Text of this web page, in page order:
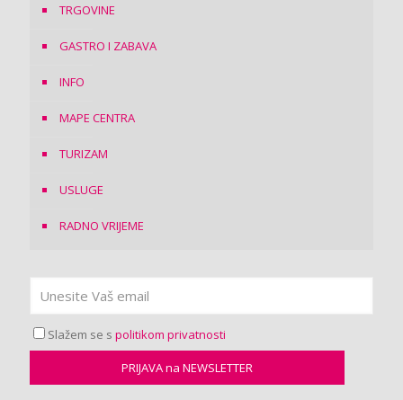
TRGOVINE
GASTRO I ZABAVA
INFO
MAPE CENTRA
TURIZAM
USLUGE
RADNO VRIJEME
Slažem se s politikom privatnosti